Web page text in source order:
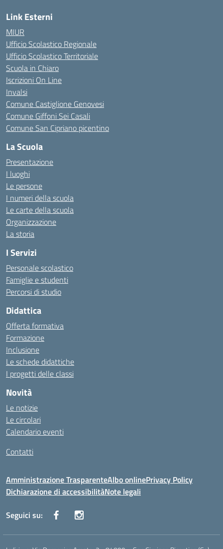
Link Esterni
MIUR
Ufficio Scolastico Regionale
Ufficio Scolastico Territoriale
Scuola in Chiaro
Iscrizioni On Line
Invalsi
Comune Castiglione Genovesi
Comune Giffoni Sei Casali
Comune San Cipriano picentino
La Scuola
Presentazione
I luoghi
Le persone
I numeri della scuola
Le carte della scuola
Organizzazione
La storia
I Servizi
Personale scolastico
Famiglie e studenti
Percorsi di studio
Didattica
Offerta formativa
Formazione
Inclusione
Le schede didattiche
I progetti delle classi
Novità
Le notizie
Le circolari
Calendario eventi
Contatti
Amministrazione TrasparenteAlbo onlinePrivacy Policy
Dichiarazione di accessibilitàNote legali
Seguici su: